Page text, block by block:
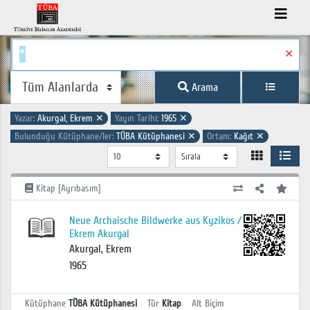
✕
Arama
Yazar: Akurgal, Ekrem ✕ Yayın Tarihi: 1965 ✕
Bulunduğu Kütüphane/ler: TÜBA Kütüphanesi ✕ Ortam: Kağıt ✕
Kitap [Ayrıbasım]
Neue Archaische Bildwerke aus Kyzikos /
Ekrem Akurgal
Akurgal, Ekrem
1965
Kütüphane TÜBA Kütüphanesi Tür Kitap
Alt Biçim